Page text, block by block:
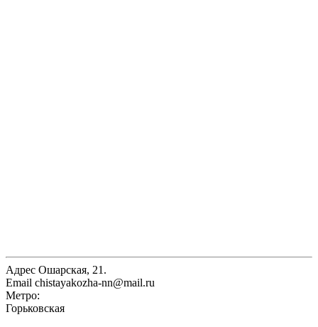
Адрес Ошарская, 21.
Email chistayakozha-nn@mail.ru
Метро:
Горьковская